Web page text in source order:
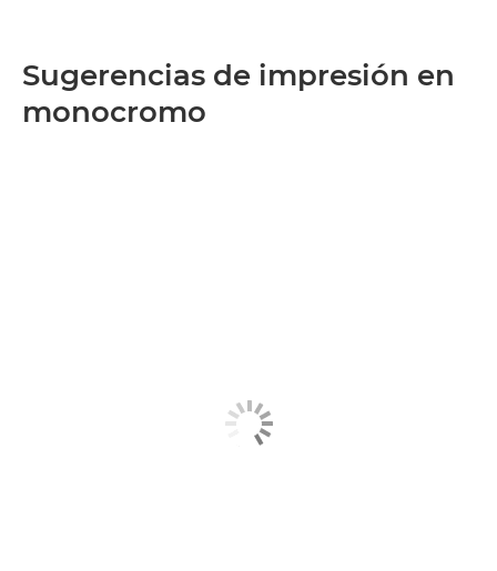
Sugerencias de impresión en
monocromo